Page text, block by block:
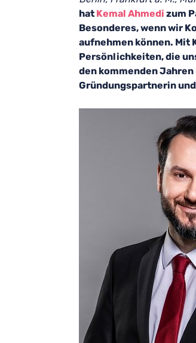
hat Kemal Ahmedi zum
Besonderes, wenn wir
aufnehmen können. Mit
Persönlichkeiten, die
den kommenden
Gründungspartnerin